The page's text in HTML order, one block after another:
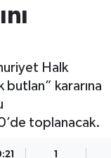
Halk
kararına
toplanacak.